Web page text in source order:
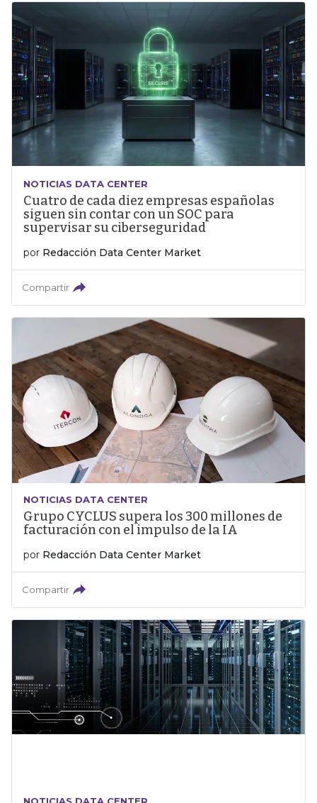
NOTICIAS DATA CENTER
Cuatro de cada diez empresas españolas
siguen sin contar con un SOC para
supervisar su ciberseguridad
por Redacción Data Center Market
Compartir
NOTICIAS DATA CENTER
Grupo CYCLUS supera los 300 millones de
facturación con el impulso de la IA
por Redacción Data Center Market
Compartir